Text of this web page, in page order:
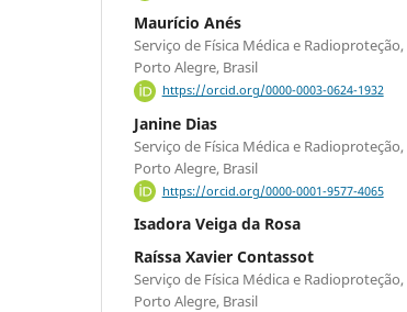
Maurício Anés
Serviço de Física Médica e
Porto Alegre, Brasil
https://orcid.org/0000-0003-0624-1932
Janine Dias
Serviço de Física Médica e
Porto Alegre, Brasil
https://orcid.org/0000-0001-9577-4065
Isadora Veiga da Rosa
Raíssa Xavier Contassot
Serviço de Física Médica e
Porto Alegre, Brasil